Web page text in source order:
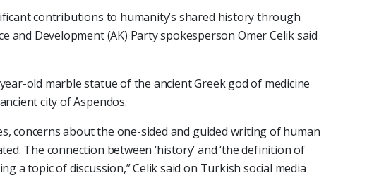
contributions to humanity’s shared history through
and Development (AK) Party spokesperson Omer Celik said
old marble statue of the ancient Greek god of medicine
city of Aspendos.
concerns about the one-sided and guided writing of human
The connection between ‘history’ and ‘the definition of
a topic of discussion,” Celik said on Turkish social media